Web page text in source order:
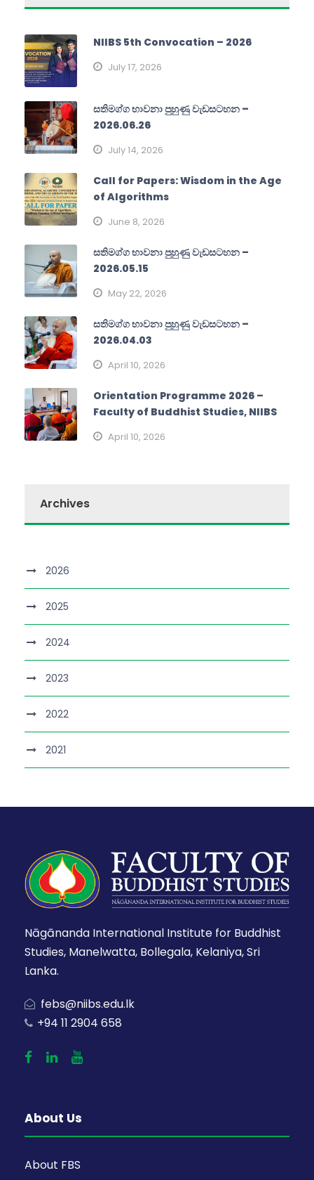
NIIBS 5th Convocation – 2026
July 17, 2026
සතිමග්ග භාවනා පුහුණු වැඩසටහන –
2026.06.26
July 14, 2026
Call for Papers: Wisdom in the Age
of Algorithms
June 8, 2026
සතිමග්ග භාවනා පුහුණු වැඩසටහන –
2026.05.15
May 22, 2026
සතිමග්ග භාවනා පුහුණු වැඩසටහන –
2026.04.03
April 10, 2026
Orientation Programme 2026 –
Faculty of Buddhist Studies, NIIBS
April 10, 2026
Archives
2026
2025
2024
2023
2022
2021
Nāgānanda International Institute for Buddhist
Studies, Manelwatta, Bollegala, Kelaniya, Sri
Lanka.
febs@niibs.edu.lk
+94 11 2904 658
About Us
About FBS